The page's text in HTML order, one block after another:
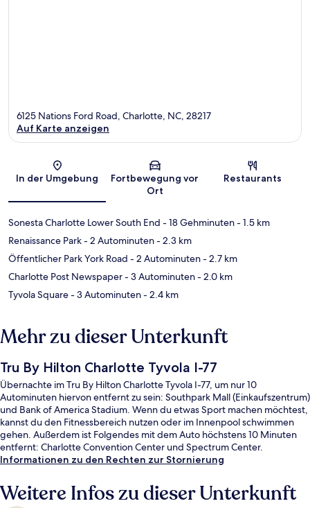
Karte
6125 Nations Ford Road, Charlotte, NC, 28217
Auf Karte anzeigen
In der Umgebung
Fortbewegung vor
Ort
Restaurants
Sonesta Charlotte Lower South End - 18 Gehminuten- 1.5 km
Renaissance Park- 2 Autominuten- 2.3 km
Öffentlicher Park York Road - 2 Autominuten- 2.7 km
Charlotte Post Newspaper- 3 Autominuten- 2.0 km
Tyvola Square- 3 Autominuten- 2.4 km
Mehr zu dieser Unterkunft
Tru By Hilton Charlotte Tyvola I-77
Übernachte im Tru By Hilton Charlotte Tyvola I-77, um nur 10
Autominuten hiervon entfernt zu sein: Southpark Mall (Einkaufszentrum)
und Bank of America Stadium. Wenn du etwas Sport machen möchtest,
kannst du den Fitnessbereich nutzen oder im Innenpool schwimmen
gehen. Außerdem ist Folgendes mit dem Auto höchstens 10 Minuten
entfernt: Charlotte Convention Center und Spectrum Center.
Informationen zu den Rechten zur Stornierung
Weitere Infos zu dieser Unterkunft